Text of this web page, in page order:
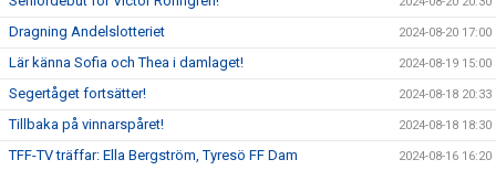
Dragning Andelslotteriet 2024-08-20 17:00
Lär känna Sofia och Thea i damlaget! 2024-08-19 15:00
Segertåget fortsätter! 2024-08-18 20:33
Tillbaka på vinnarspåret! 2024-08-18 18:30
TFF-TV träffar: Ella Bergström, Tyresö FF Dam 2024-08-16 16:20